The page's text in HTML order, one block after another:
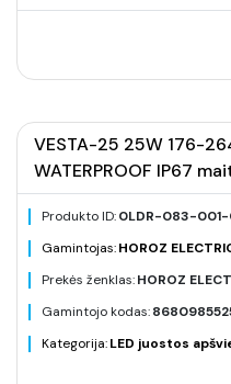
VESTA-25 25W 176-
WATERPROOF IP67
Produkto ID:0LDR-083-001-
Gamintojas:HOROZ
Prekės ženklas:HOROZ
Gamintojo kodas:
Kategorija:LED juostos